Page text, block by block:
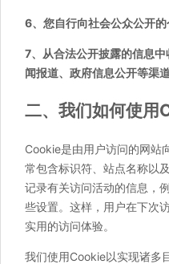
6、您自行向社会公众公开的
7、从合法公开披露的信息
闻报道、政府信息公开等渠道
二、我们如何使
Cookie是由用户访问的网站
常包含标识符、站点名称以
记录有关访问活动的信息，
些设置。这样，用户在下次
实用的访问体验。
我们使用Cookie以实现诸多